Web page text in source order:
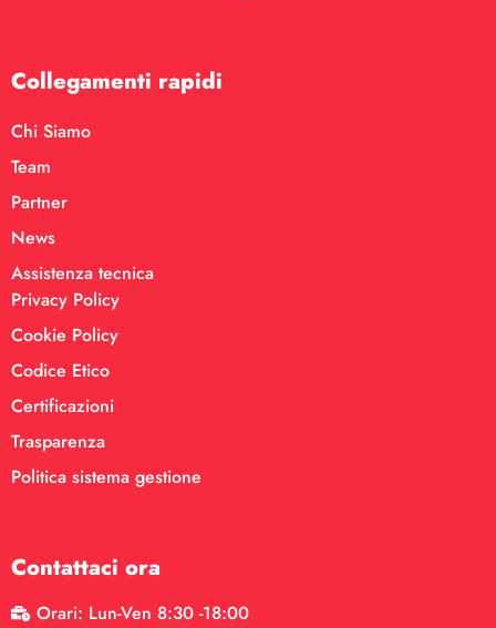
Collegamenti rapidi
Chi Siamo
Team
Partner
News
Assistenza tecnica
Privacy Policy
Cookie Policy
Codice Etico
Certificazioni
Trasparenza
Politica sistema gestione
Contattaci ora
Orari: Lun-Ven 8:30 -18:00